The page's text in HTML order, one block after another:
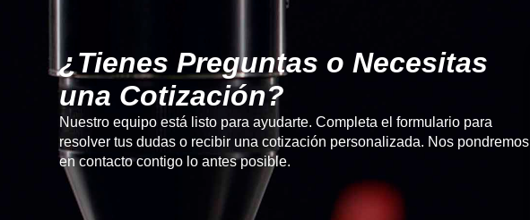
¿Tienes Preguntas o Necesitas
una Cotización?
Nuestro equipo está listo para ayudarte. Completa el formulario para
resolver tus dudas o recibir una cotización personalizada. Nos pondremos
en contacto contigo lo antes posible.